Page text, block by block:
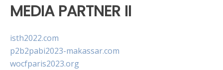
MEDIA PARTNER II
isth2022.com
p2b2pabi2023-makassar.com
wocfparis2023.org